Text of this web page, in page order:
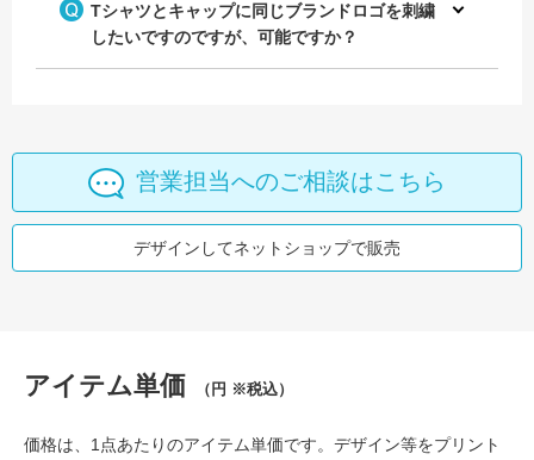
Tシャツとキャップに同じブランドロゴを刺繍
したいですのですが、可能ですか？
営業担当へのご相談はこちら
デザインしてネットショップで販売
アイテム単価 （円 ※税込）
価格は、1点あたりのアイテム単価です。デザイン等をプリント